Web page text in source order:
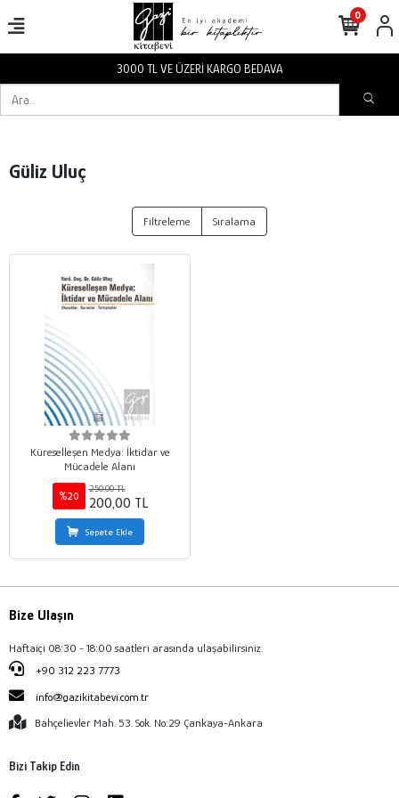
3000 TL VE ÜZERİ KARGO BEDAVA
0
Güliz Uluç
Filtreleme Sıralama
Küreselleşen Medya: İktidar ve
Mücadele Alanı
%20
250,00 TL
200,00 TL
Sepete Ekle
Bize Ulaşın
Haftaiçi 08:30 - 18:00 saatleri arasında ulaşabilirsiniz.
+90 312 223 7773
info@gazikitabevi.com.tr
Bahçelievler Mah. 53. Sok. No:29 Çankaya-Ankara
Bizi Takip Edin